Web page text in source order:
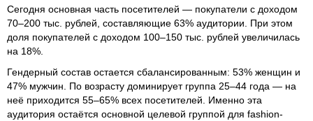
Сегодня основная часть посетителей — покупатели с доходом
70–200 тыс. рублей, составляющие 63% аудитории. При этом
доля покупателей с доходом 100–150 тыс. рублей увеличилась
на 18%.
Гендерный состав остается сбалансированным: 53% женщин и
47% мужчин. По возрасту доминирует группа 25–44 года — на
неё приходится 55–65% всех посетителей. Именно эта
аудитория остаётся основной целевой группой для fashion-